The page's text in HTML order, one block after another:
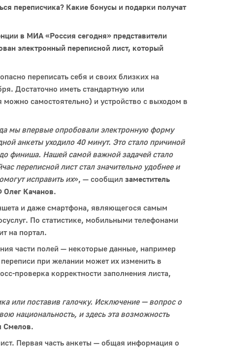
переписчика? Какие бонусы и подарки получат
в МИА «Россия сегодня» представители
электронный переписной лист, который
переписать себя и своих близких на
Достаточно иметь стандартную или
можно самостоятельно) и устройство с выходом в
мы впервые опробовали электронную форму
анкеты уходило 40 минут. Это стало причиной
финиша. Нашей самой важной задачей стало
переписной лист стал значительно удобнее и
исправить их», — сообщил заместитель
Олег Качанов.
и даже смартфона, являющегося самым
По статистике, мобильными телефонами
на портал.
части полей — некоторые данные, например
при желании может их изменить в
проверка корректности заполнения листа,
или поставив галочку. Исключение — вопрос о
национальность, и здесь эта возможность
Смелов.
Первая часть анкеты — общая информация о